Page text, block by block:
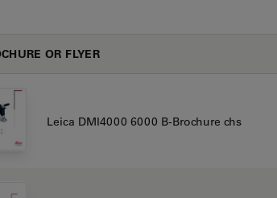
OR FLYER
Leica DMI4000 6000 B-Brochure chs